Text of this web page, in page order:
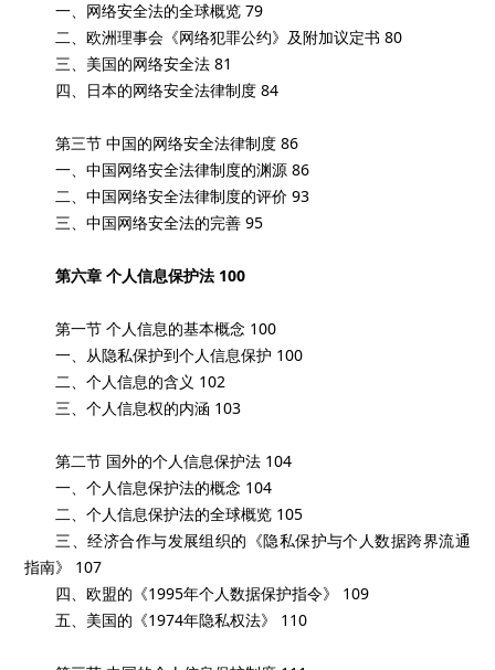
一、网络安全法的全球概览 79
二、欧洲理事会《网络犯罪公约》及附加议定书 80
三、美国的网络安全法 81
四、日本的网络安全法律制度 84
第三节 中国的网络安全法律制度 86
一、中国网络安全法律制度的渊源 86
二、中国网络安全法律制度的评价 93
三、中国网络安全法的完善 95
第六章 个人信息保护法 100
第一节 个人信息的基本概念 100
一、从隐私保护到个人信息保护 100
二、个人信息的含义 102
三、个人信息权的内涵 103
第二节 国外的个人信息保护法 104
一、个人信息保护法的概念 104
二、个人信息保护法的全球概览 105
三、经济合作与发展组织的《隐私保护与个人数据跨界流通
指南》 107
四、欧盟的《1995年个人数据保护指令》 109
五、美国的《1974年隐私权法》 110